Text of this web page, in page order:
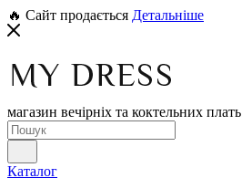
🔥 Сайт продається Детальніше
магазин вечірніх та коктельних плать
Каталог